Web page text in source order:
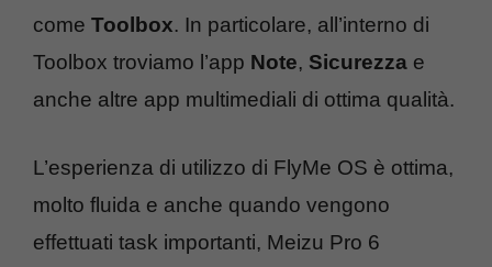
come Toolbox. In particolare, all’interno di
Toolbox troviamo l’app Note, Sicurezza e
anche altre app multimediali di ottima qualità.
L’esperienza di utilizzo di FlyMe OS è ottima,
molto fluida e anche quando vengono
effettuati task importanti, Meizu Pro 6